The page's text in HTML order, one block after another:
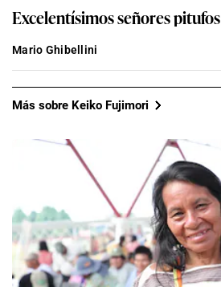
Excelentísimos señores pitufos
Mario Ghibellini
Más sobre Keiko Fujimori